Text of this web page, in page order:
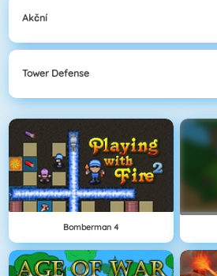
Akční
Tower Defense
Bomberman 4